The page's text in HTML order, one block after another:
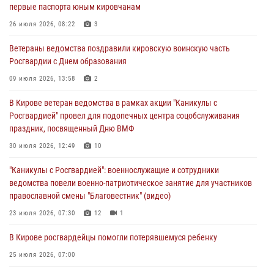
В Росгвардии вспоминают российских воинов, погибших в Первой
мировой войне 1914-1918 годов
В Кирове офицер Росгвардии стал победителем открытого
шахматного турнира
Директор Росгвардии Герой России генерал армии Виктор Золотов
поздравил специалистов подразделений тыла с профессиональным
праздником
первые паспорта юным кировчанам
26 июля 2026, 08:22 3
Ветераны ведомства поздравили кировскую воинскую часть
Росгвардии с Днем образования
09 июля 2026, 13:58 2
В Кирове ветеран ведомства в рамках акции "Каникулы с
Росгвардией" провел для подопечных центра соцобслуживания
праздник, посвященный Дню ВМФ
30 июля 2026, 12:49 10
"Каникулы с Росгвардией": военнослужащие и сотрудники
ведомства повели военно-патриотическое занятие для участников
православной смены "Благовестник" (видео)
23 июля 2026, 07:30 12 1
В Кирове росгвардейцы помогли потерявшемуся ребенку
25 июля 2026, 07:00